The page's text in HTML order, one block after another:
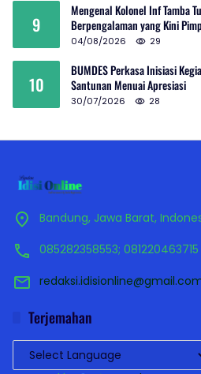
9
Mengenal Kolonel Inf Tamba
Berpengalaman yang Kini
04/08/2026 29
10
BUMDES Perkasa Inisiasi
Santunan Menuai Apresiasi
30/07/2026 28
Bandung, Jawa Barat,
085282358553; 081220463715
Terjemahan